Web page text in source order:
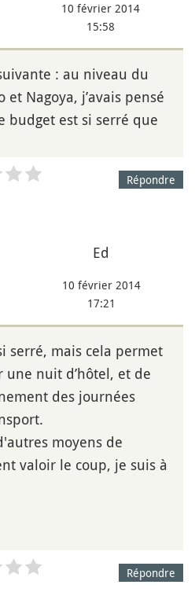
10 février 2014
15:58
: au niveau du
Nagoya, j’avais pensé
budget est si serré que
Répondre
Ed
10 février 2014
17:21
serré, mais cela permet
nuit d’hôtel, et de
des journées
moyens de
valoir le coup, je suis à
Répondre